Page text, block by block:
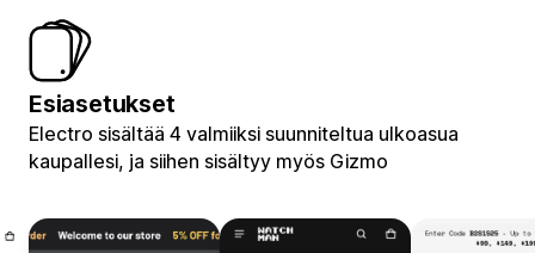
Esiasetukset
Electro sisältää 4 valmiiksi suunniteltua ulkoasua
kaupallesi, ja siihen sisältyy myös Gizmo